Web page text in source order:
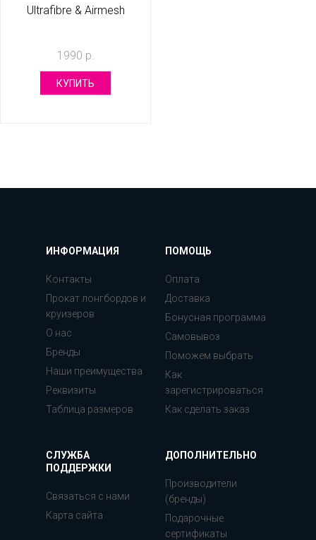
Ultrafibre & Airmesh
1990 р.
КУПИТЬ
ИНФОРМАЦИЯ
Контакты
Прокат лонгбордов и
круизеров
О нас
Бренды
Наши преимущества
Реквизиты
Таблица размеров
ПОМОЩЬ
Оплата
Доставка
Бонусная программа
Самовывоз
Поможем выбрать
Как
зарегистрироваться
Как сделать заказ
СЛУЖБА
ПОДДЕРЖКИ
Связаться с нами
Карта сайта
ДОПОЛНИТЕЛЬНО
Производители
(бренды)
Подарочные
сертификаты